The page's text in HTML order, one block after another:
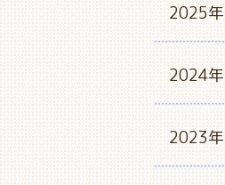
2025年
2024年
2023年